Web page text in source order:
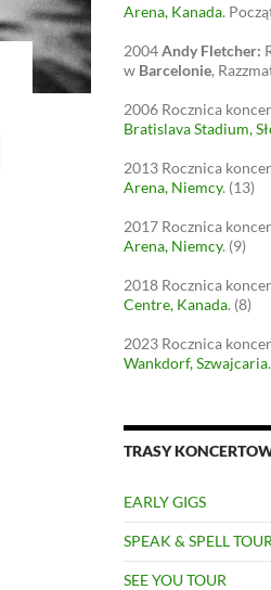
Arena, Kanada.
2004Andy Fletcher:
w Barcelonie,
2006 Rocznica
Bratislava Stadium,
2013 Rocznica
Arena, Niemcy. (13)
2017 Rocznica
Arena, Niemcy. (9)
2018 Rocznica
Centre, Kanada. (8)
2023 Rocznica
Wankdorf, Szwajcaria.
TRASY
EARLY GIGS
SPEAK & SPELL TOUR
SEE YOU TOUR